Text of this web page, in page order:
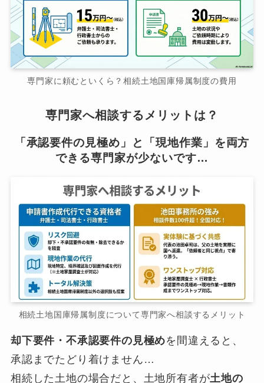
専門家に頼むといくら？相続土地国庫帰属制度の費用
専門家へ相談するメリットは？
「承認要件の見極め」と「現地作業」を両方
できる専門家が少ないです…
相続土地国庫帰属制度について専門家へ相談するメリット
却下要件・不承認要件の見極めを間違えると、
承認までたどり着けません…
相続した土地の場合だと、土地所有者が土地の